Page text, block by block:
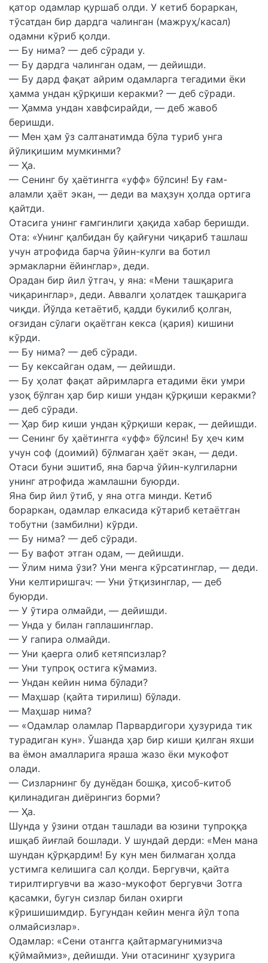
қатор одамлар қуршаб олди. У кетиб бораркан,
тўсатдан бир дардга чалинган (мажруҳ/касал)
одамни кўриб қолди.
— Бу нима? — деб сўради у.
— Бу дардга чалинган одам, — дейишди.
— Бу дард фақат айрим одамларга тегадими ёки
ҳамма ундан қўрқиши керакми? — деб сўради.
— Ҳамма ундан хавфсирайди, — деб жавоб
беришди.
— Мен ҳам ўз салтанатимда бўла туриб унга
йўлиқишим мумкинми?
— Ҳа.
— Сенинг бу ҳаётингга «уфф» бўлсин! Бу ғам-
аламли ҳаёт экан, — деди ва маҳзун ҳолда ортига
қайтди.
Отасига унинг ғамгинлиги ҳақида хабар беришди.
Ота: «Унинг қалбидан бу қайғуни чиқариб ташлаш
учун атрофида барча ўйин-кулги ва ботил
эрмакларни ёйинглар», деди.
Орадан бир йил ўтгач, у яна: «Мени ташқарига
чиқаринглар», деди. Аввалги ҳолатдек ташқарига
чиқди. Йўлда кетаётиб, қадди букилиб қолган,
оғзидан сўлаги оқаётган кекса (қария) кишини
кўрди.
— Бу нима? — деб сўради.
— Бу кексайган одам, — дейишди.
— Бу ҳолат фақат айримларга етадими ёки умри
узоқ бўлган ҳар бир киши ундан қўрқиши керакми?
— деб сўради.
— Ҳар бир киши ундан қўрқиши керак, — дейишди.
— Сенинг бу ҳаётингга «уфф» бўлсин! Бу ҳеч ким
учун соф (доимий) бўлмаган ҳаёт экан, — деди.
Отаси буни эшитиб, яна барча ўйин-кулгиларни
унинг атрофида жамлашни буюрди.
Яна бир йил ўтиб, у яна отга минди. Кетиб
бораркан, одамлар елкасида кўтариб кетаётган
тобутни (замбилни) кўрди.
— Бу нима? — деб сўради.
— Бу вафот этган одам, — дейишди.
— Ўлим нима ўзи? Уни менга кўрсатинглар, — деди.
Уни келтиришгач: — Уни ўтқизинглар, — деб
буюрди.
— У ўтира олмайди, — дейишди.
— Унда у билан гаплашинглар.
— У гапира олмайди.
— Уни қаерга олиб кетяпсизлар?
— Уни тупроқ остига кўмамиз.
— Ундан кейин нима бўлади?
— Маҳшар (қайта тирилиш) бўлади.
— Маҳшар нима?
— «Одамлар оламлар Парвардигори ҳузурида тик
турадиган кун». Ўшанда ҳар бир киши қилган яхши
ва ёмон амалларига яраша жазо ёки мукофот
олади.
— Сизларнинг бу дунёдан бошқа, ҳисоб-китоб
қилинадиган диёрингиз борми?
— Ҳа.
Шунда у ўзини отдан ташлади ва юзини тупроққа
ишқаб йиғлай бошлади. У шундай дерди: «Мен мана
шундан қўрқардим! Бу кун мен билмаган ҳолда
устимга келишига сал қолди. Бергувчи, қайта
тирилтиргувчи ва жазо-мукофот бергувчи Зотга
қасамки, бугун сизлар билан охирги
кўришишимдир. Бугундан кейин менга йўл топа
олмайсизлар».
Одамлар: «Сени отангга қайтармагунимизча
қўймаймиз», дейишди. Уни отасининг ҳузурига